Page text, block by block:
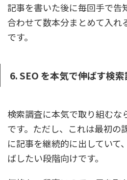
記事を書いた後に毎回手で告
合わせて数本分まとめて入れ
です。
6. SEO を本気で伸ばす検
検索調査に本気で取り組むな
です。ただし、これは最初の
に記事を継続的に出していて
ばしたい段階向けです。